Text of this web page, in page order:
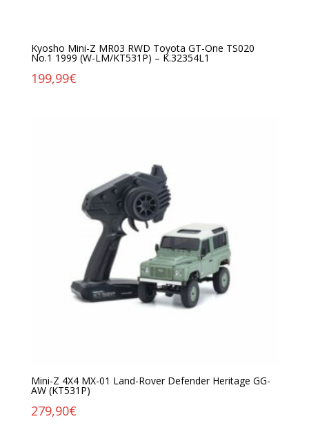
Kyosho Mini-Z MR03 RWD Toyota GT-One TS020
No.1 1999 (W-LM/KT531P) – K.32354L1
199,99€
Mini-Z 4X4 MX-01 Land-Rover Defender Heritage GG-
AW (KT531P)
279,90€